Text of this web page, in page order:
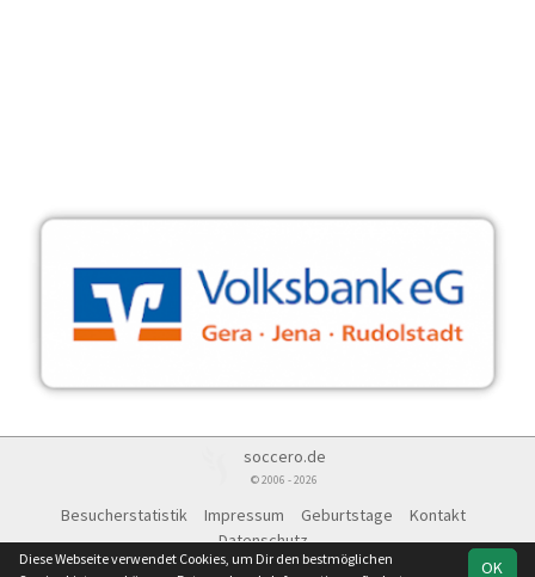
soccero.de
© 2006 - 2026
Besucherstatistik Impressum Geburtstage
Kontakt
Datenschutz
OK
Diese Webseite verwendet Cookies, um Dir den bestmöglichen